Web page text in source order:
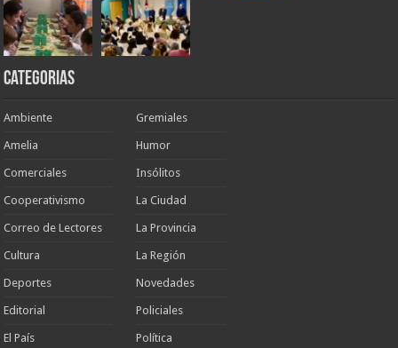
Categorias
Ambiente
Amelia
Comerciales
Cooperativismo
Correo de Lectores
Cultura
Deportes
Editorial
El País
Gremiales
Humor
Insólitos
La Ciudad
La Provincia
La Región
Novedades
Policiales
Política